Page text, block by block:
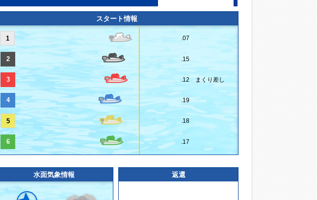
スタート情報
1 .07
2 .15
3 .12 まくり差し
4 .19
5 .18
6 .17
水面気象情報 返還